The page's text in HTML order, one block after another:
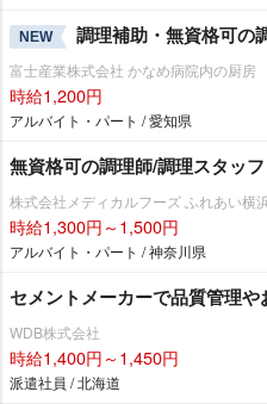
NEW 調理補助・無資格可の
富士産業株式会社 かなめ病院内の厨房
時給1,200円
アルバイト・パート / 愛知県
無資格可の調理師/調理スタッフ
株式会社メディカルフーズ ふれあい横
時給1,300円～1,500円
アルバイト・パート / 神奈川県
セメントメーカーで品質管理
WDB株式会社
時給1,400円～1,450円
派遣社員 / 北海道